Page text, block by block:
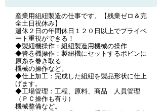
産業用組紐製造の仕事です。【残業ゼロ＆完
全土日祝休み】
週休２日の年間休日１２０日以上でプライベ
ート重視ができる！
◆製紐機操作：組紐製造用機械の操作
◆管巻機操作：製紐機にセットするボビンに
原糸を巻き取る
機械の操作など。
◆仕上加工：完成した組紐を製品形状に仕上
げます。
◆工場管理：工程、原料、商品 人員管理
（ＰＣ操作も有り）
機械整備など。